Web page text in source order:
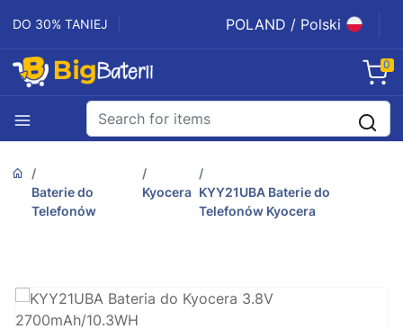
DO 30% TANIEJ POLAND / Polski
0
Baterie do
Telefonów
Kyocera KYY21UBA Baterie do
Telefonów Kyocera